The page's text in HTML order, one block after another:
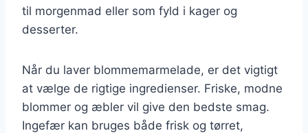
til morgenmad eller som fyld i kager og
desserter.
Når du laver blommemarmelade, er det vigtigt
at vælge de rigtige ingredienser. Friske, modne
blommer og æbler vil give den bedste smag.
Ingefær kan bruges både frisk og tørret,